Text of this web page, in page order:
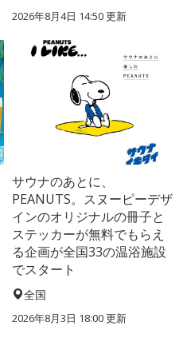
2026年8月4日 14:50更新
サウナのあとに、
PEANUTS。スヌーピーデザ
インのオリジナルの冊子と
ステッカーが無料でもらえ
る企画が全国33の温浴施設
でスタート
全国
2026年8月3日 18:00更新